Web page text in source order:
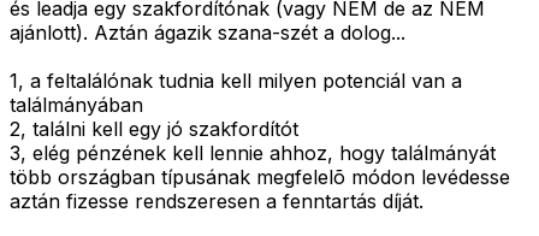
és leadja egy szakfordítónak (vagy NEM de az NEM
ajánlott). Aztán ágazik szana-szét a dolog...
1, a feltalálónak tudnia kell milyen potenciál van a
találmányában
2, találni kell egy jó szakfordítót
3, elég pénzének kell lennie ahhoz, hogy találmányát
több országban típusának megfelelõ módon levédesse
aztán fizesse rendszeresen a fenntartás díját.